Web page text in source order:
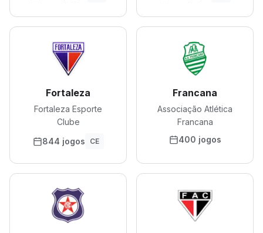
Fortaleza
Fortaleza Esporte
Clube
844 jogos
CE
Francana
Associação Atlética
Francana
400 jogos